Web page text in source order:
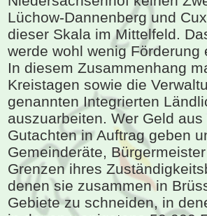
Lüchow-Dannenberg und
dieser Skala im Mittelfeld.
werde wohl wenig Förderung
In diesem Zusammenhang
Kreistagen sowie die
genannten Integrierten
auszuarbeiten. Wer Geld
Gutachten in Auftrag geben
Gemeinderäte,
Grenzen ihres
denen sie zusammen in
Gebiete zu schneiden, in